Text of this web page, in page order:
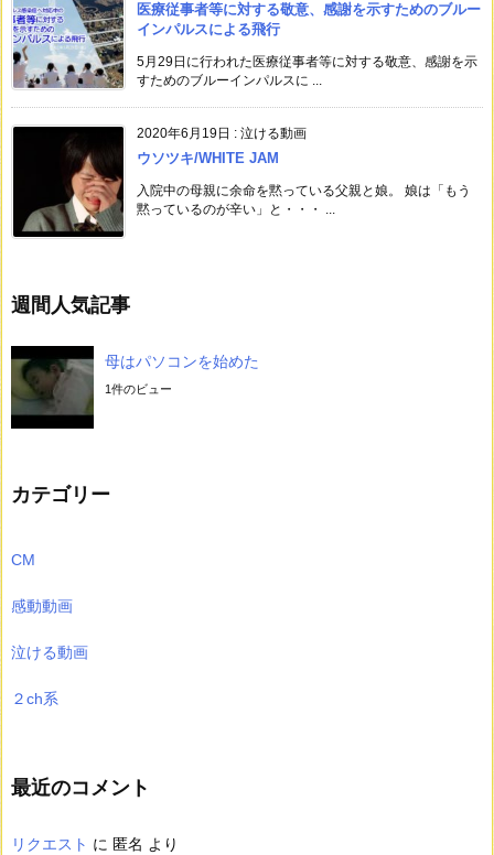
医療従事者等に対する敬意、感謝を示すためのブルー
インパルスによる飛行
5月29日に行われた医療従事者等に対する敬意、感謝を示
すためのブルーインパルスに ...
2020年6月19日 : 泣ける動画
ウソツキ/WHITE JAM
入院中の母親に余命を黙っている父親と娘。 娘は「もう
黙っているのが辛い」と・・・ ...
週間人気記事
母はパソコンを始めた
1件のビュー
カテゴリー
CM
感動動画
泣ける動画
２ch系
最近のコメント
リクエスト に 匿名 より